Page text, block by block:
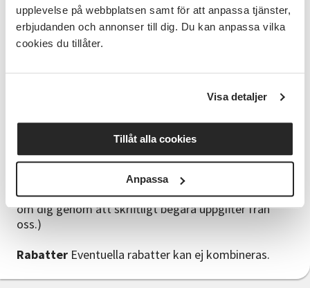
upplevelse på webbplatsen samt för att anpassa tjänster,
erbjudanden och annonser till dig. Du kan anpassa vilka
cookies du tillåter.
Visa detaljer
Tillåt alla cookies
Anpassa
IntygIntyg kan erhållas kostnadsfritt i anslutning till
avslutad kurs. Minst 70% närvaro erfordras.
konsumenttjänstlagens regler. Administration av
personuppgifter samt till vilken studiecirkel du
Vuxenskolan även komma att använda för utskick av
information om verksamhet. Om du motsätter dig
sådan användning av dina personuppgifter, vänligen
meddela oss. (Som deltagare har du rätt att
kostnadsfritt ta del av den information som finns
om dig genom att skriftligt begära uppgifter från
oss.)
Rabatter Eventuella rabatter kan ej kombineras.